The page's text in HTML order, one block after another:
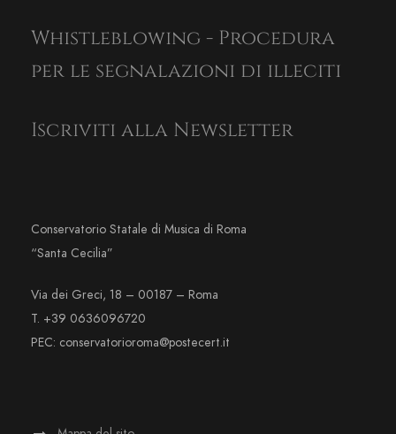
Whistleblowing - Procedura
per le segnalazioni di illeciti
Iscriviti alla Newsletter
Conservatorio Statale di Musica di Roma
“Santa Cecilia”
Via dei Greci, 18 – 00187 – Roma
T. +39 0636096720
PEC: conservatorioroma@postecert.it